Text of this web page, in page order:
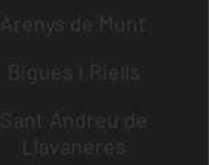
Arenys de Munt
Bigues i Riells
Sant Andreu de
Llavaneres